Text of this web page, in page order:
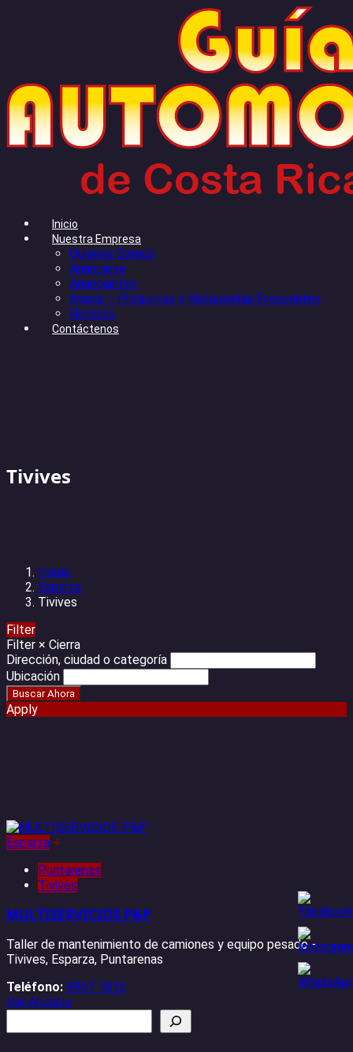
Inicio
Nuestra Empresa
Quienes Somos
Anúnciese
Anunciantes
Ayuda – Preguntas y Respuestas Frecuentes
Noticias
Contáctenos
Tivives
Home
Esparza
Tivives
Filter
Filter × Cierra
Dirección, ciudad o categoría
Ubicación
Apply
Esparza +
Puntarenas
Tivives
MULTISERVICIOS P&P
Taller de mantenimiento de camiones y equipo pesado -
Tivives, Esparza, Puntarenas
Teléfono: 8967 1812
Ver Anuncio